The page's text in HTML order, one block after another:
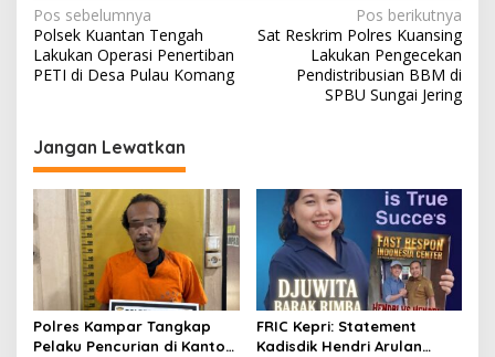
N
a
v
g
a
s
i
p
o
s
Pos sebelumnya
Polsek Kuantan Tengah
Lakukan Operasi Penertiban
PETI di Desa Pulau Komang
Pos berikutnya
Sat Reskrim Polres Kuansing
Lakukan Pengecekan
Pendistribusian BBM di
SPBU Sungai Jering
Jangan Lewatkan
Polres Kampar Tangkap
Pelaku Pencurian di Kantor
FRIC Kepri: Statement
Kadisdik Hendri Arulan